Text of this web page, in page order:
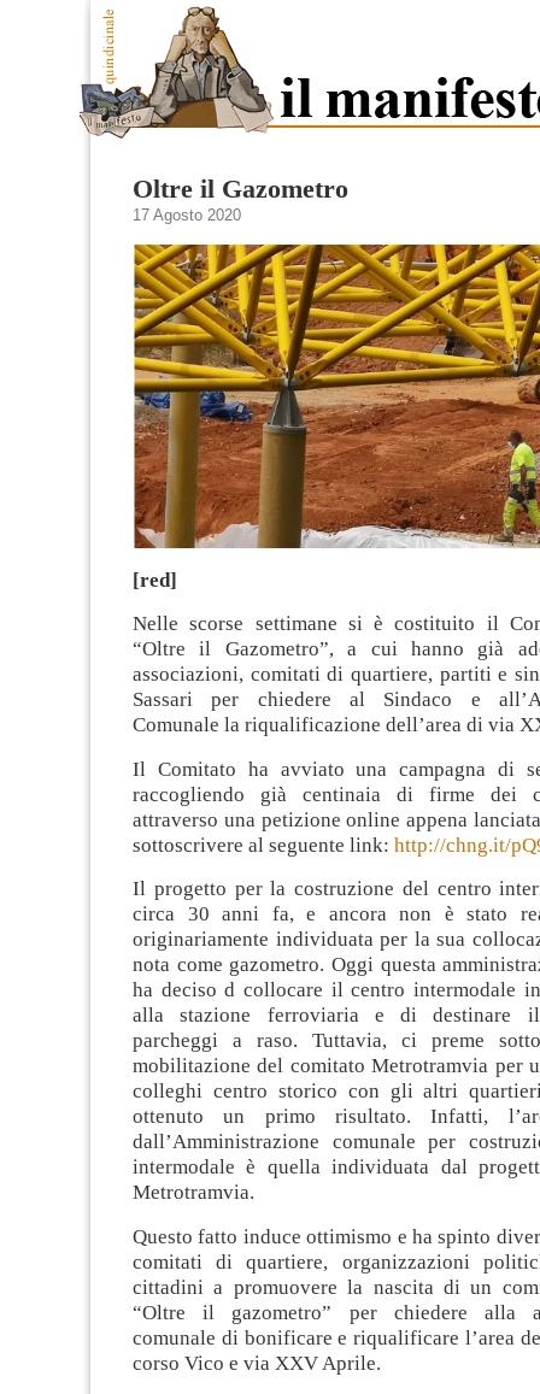
Oltre il Gazometro
17 Agosto 2020
[red]
Nelle scorse settimane si è costituito il
“Oltre il Gazometro”, a cui hanno già
associazioni, comitati di quartiere, partiti e
Sassari per chiedere al Sindaco e
Comunale la riqualificazione dell’area di via
Il Comitato ha avviato una campagna di
raccogliendo già centinaia di firme dei
attraverso una petizione online appena
sottoscrivere al seguente link: http://chng.it/
Il progetto per la costruzione del centro
circa 30 anni fa, e ancora non è stato
originariamente individuata per la sua
nota come gazometro. Oggi questa
ha deciso d collocare il centro intermodale
alla stazione ferroviaria e di destinare
parcheggi a raso. Tuttavia, ci preme
mobilitazione del comitato Metrotramvia per
colleghi centro storico con gli altri
ottenuto un primo risultato. Infatti,
dall’Amministrazione comunale per
intermodale è quella individuata dal
Metrotramvia.
Questo fatto induce ottimismo e ha spinto
comitati di quartiere, organizzazioni
cittadini a promuovere la nascita di un
“Oltre il gazometro” per chiedere alla
comunale di bonificare e riqualificare l’area
corso Vico e via XXV Aprile.